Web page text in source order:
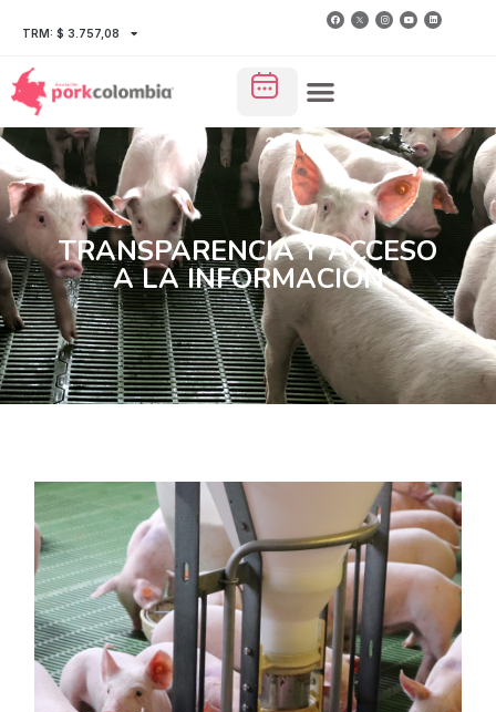
TRM: $ 3.757,08
TRANSPARENCIA Y ACCESO
A LA INFORMACIÓN